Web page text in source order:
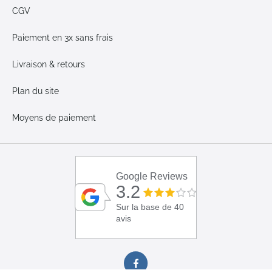
CGV
Paiement en 3x sans frais
Livraison & retours
Plan du site
Moyens de paiement
Google Reviews
3.2
Sur la base de 40
avis